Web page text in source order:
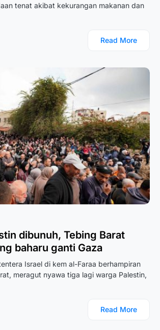
tenat akibat kekurangan makanan dan
Read More
dibunuh, Tebing Barat
baharu ganti Gaza
Israel di kem al-Faraa berhampiran
meragut nyawa tiga lagi warga Palestin,
Read More